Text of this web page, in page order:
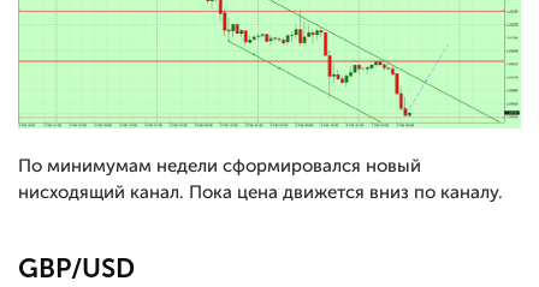
По минимумам недели сформировался новый
нисходящий канал. Пока цена движется вниз по каналу.
GBP/USD